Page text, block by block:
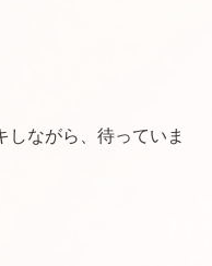
ながら、待っていま